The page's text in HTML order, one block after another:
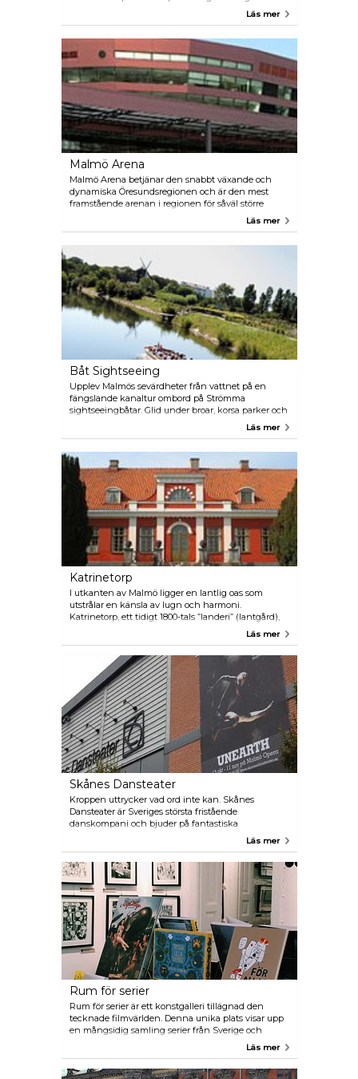
främja nykomponerade svenska operor och
musikaler och strävar ständigt efter att stödja och
visa upp nya talanger.
Läs mer
Malmö Arena
Malmö Arena betjänar den snabbt växande och
dynamiska Öresundsregionen och är den mest
framstående arenan i regionen för såväl större
idrottsevenemang, konserter, familjeshower och
Läs mer
Båt Sightseeing
Upplev Malmös sevärdheter från vattnet på en
fängslande kanaltur ombord på Strömma
sightseeingbåtar. Glid under broar, korsa parker och
fördjupa dig i Malmös rika historia, arkitektoniska
guiderna.
Läs mer
Katrinetorp
I utkanten av Malmö ligger en lantlig oas som
utstrålar en känsla av lugn och harmoni.
Katrinetorp, ett tidigt 1800-tals ”landeri” (lantgård),
designades ursprungligen som ett borgerligt
Idag driver Malmö stad platsen och arbetar ständigt
med att återskapa dess forna glans. Marknader,
musikunderhållning, evenemang och utställningar
hålls här årligen. Landeriet öppnade nyligen Entré
Katrinetorp, en ny utställningslokal som också har
en välsorterad presentbutik. Katrinetorp och dess
idylliska omgivningar ligger bara 10 minuter från
centrala Malmö.
Läs mer
Skånes Dansteater
Kroppen uttrycker vad ord inte kan. Skånes
Dansteater är Sveriges största fristående
danskompani och bjuder på fantastiska
dansföreställningar på egen scen i Västra Hamnen,
dansföreställningar av både svenska och
internationella koreografer. Föreställningarna på
Malmö Opera sker i samarbete med Operaorkestern.
Teatern ligger i det gamla hamnområdet nära havet
och flera restauranger.
Läs mer
Rum för serier
Rum för serier är ett konstgalleri tillägnad den
tecknade filmvärlden. Denna unika plats visar upp
en mångsidig samling serier från Sverige och
många andra delar av världen. Galleriet har även en
serierelaterade varor, inklusive böcker, figurer,
Läs mer